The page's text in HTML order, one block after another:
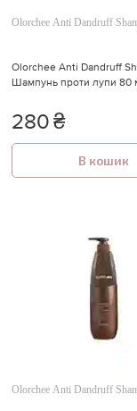
Olorchee Anti Dandruff
Olorchee Anti Dandruff
Шампунь проти лупи 80
280₴
В кошик
Olorchee Anti Dandruff